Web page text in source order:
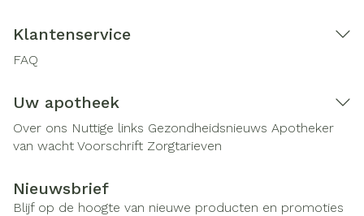
Klantenservice
FAQ
Uw apotheek
Over ons Nuttige links Gezondheidsnieuws Apotheker
van wacht Voorschrift Zorgtarieven
Nieuwsbrief
Blijf op de hoogte van nieuwe producten en promoties